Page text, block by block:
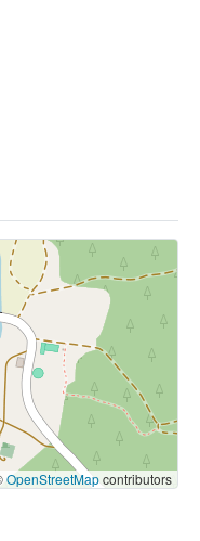
OpenStreetMapcontributors